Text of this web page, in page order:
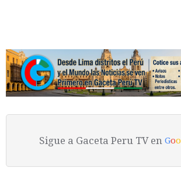
Sigue a Gaceta Peru TV en Goo